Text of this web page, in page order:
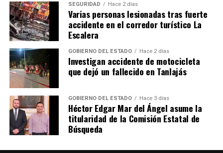
SEGURIDAD Hace 2 días
Varias personas lesionadas tras fuerte
accidente en el corredor turístico La
Escalera
GOBIERNO DEL ESTADO Hace 2 días
Investigan accidente de motocicleta
que dejó un fallecido en Tanlajás
GOBIERNO DEL ESTADO Hace 3 días
Héctor Edgar Mar del Ángel asume la
titularidad de la Comisión Estatal de
Búsqueda